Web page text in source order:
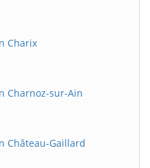
Charix
Charnoz-sur-Ain
Château-Gaillard